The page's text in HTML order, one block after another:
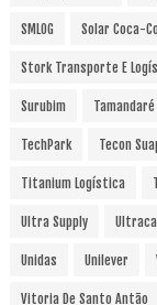
SMLOG Solar Coca-
Stork Transporte E
Surubim Tamandaré
TechPark Tecon
Titanium Logística
Ultra Supply
Unidas Unilever
Vitoria De Santo Antão